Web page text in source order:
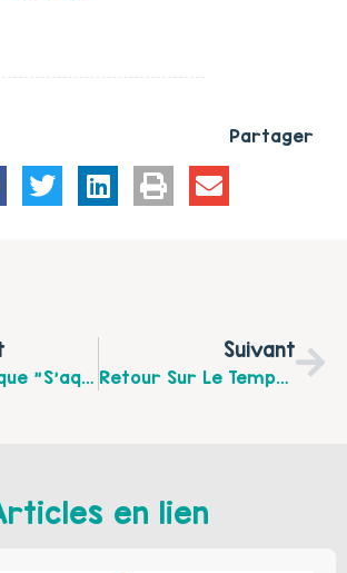
Partager
La Gigothèque "s’aquatise " Au Centre Social D’Ostrohove À Saint Martin Boulogne.
Suivant
Retour Sur Le Temps Fort Des Marin’ateliers Au Centre Social Jacques Brel À Outreau
en lien